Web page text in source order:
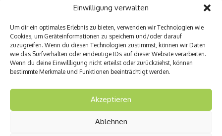
Einwilligung verwalten
Um dir ein optimales Erlebnis zu bieten, verwenden wir Technologien wie
Cookies, um Geräteinformationen zu speichern und/oder darauf
zuzugreifen. Wenn du diesen Technologien zustimmst, können wir Daten
wie das Surfverhalten oder eindeutige IDs auf dieser Website verarbeiten.
Wenn du deine Einwillligung nicht erteilst oder zurückziehst, können
bestimmte Merkmale und Funktionen beeinträchtigt werden.
Akzeptieren
Ablehnen
Entzündung der Nebenhöhlen: Symptome
und verschiedene Formen
Welches Ashwagandha sollte ich kaufen?